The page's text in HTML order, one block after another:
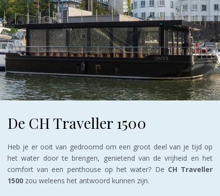
De CH Traveller 1500
Heb je er ooit van gedroomd om een groot deel van je tijd op
het water door te brengen, genietend van de vrijheid en het
comfort van een penthouse op het water? De CH Traveller
1500 zou weleens het antwoord kunnen zijn.